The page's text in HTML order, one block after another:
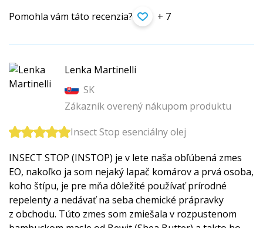
Pomohla vám táto recenzia? + 7
Lenka Martinelli
SK
Zákazník overený nákupom produktu
Insect Stop esenciálny olej
INSECT STOP (INSTOP) je v lete naša obľúbená zmes
EO, nakoľko ja som nejaký lapač komárov a prvá osoba,
koho štípu, je pre mňa dôležité používať prírodné
repelenty a nedávať na seba chemické prápravky
z obchodu. Túto zmes som zmiešala v rozpustenom